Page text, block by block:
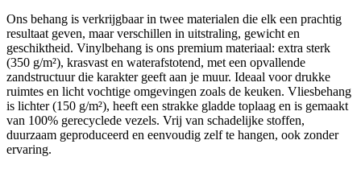
Ons behang is verkrijgbaar in twee materialen die elk een prachtig
resultaat geven, maar verschillen in uitstraling, gewicht en
geschiktheid. Vinylbehang is ons premium materiaal: extra sterk
(350 g/m²), krasvast en waterafstotend, met een opvallende
zandstructuur die karakter geeft aan je muur. Ideaal voor drukke
ruimtes en licht vochtige omgevingen zoals de keuken. Vliesbehang
is lichter (150 g/m²), heeft een strakke gladde toplaag en is gemaakt
van 100% gerecyclede vezels. Vrij van schadelijke stoffen,
duurzaam geproduceerd en eenvoudig zelf te hangen, ook zonder
ervaring.